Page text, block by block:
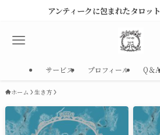
アンティークに包まれたタロッ
サービス プロフィール Q＆A
ホーム 生き方